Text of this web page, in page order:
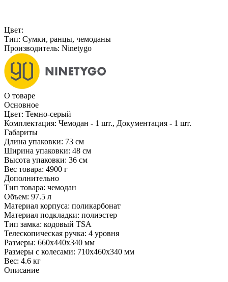
Цвет:
Тип: Сумки, ранцы, чемоданы
Производитель: Ninetygo
О товаре
Основное
Цвет: Темно-серый
Комплектация: Чемодан - 1 шт., Документация - 1 шт.
Габариты
Длина упаковки: 73 см
Ширина упаковки: 48 см
Высота упаковки: 36 см
Вес товара: 4900 г
Дополнительно
Тип товара: чемодан
Объем: 97.5 л
Материал корпуса: поликарбонат
Материал подкладки: полиэстер
Тип замка: кодовый TSA
Телескопическая ручка: 4 уровня
Размеры: 660x440x340 мм
Размеры с колесами: 710x460x340 мм
Вес: 4.6 кг
Описание